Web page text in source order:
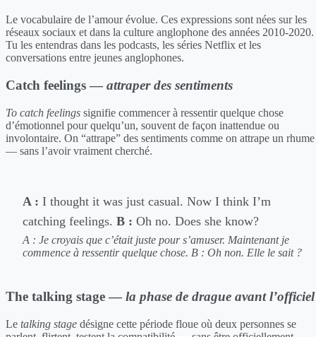
Le vocabulaire de l’amour évolue. Ces expressions sont nées sur les
réseaux sociaux et dans la culture anglophone des années 2010-2020.
Tu les entendras dans les podcasts, les séries Netflix et les
conversations entre jeunes anglophones.
Catch feelings — attraper des sentiments
To catch feelings signifie commencer à ressentir quelque chose
d’émotionnel pour quelqu’un, souvent de façon inattendue ou
involontaire. On “attrape” des sentiments comme on attrape un rhume
— sans l’avoir vraiment cherché.
A : I thought it was just casual. Now I think I’m
catching feelings. B : Oh no. Does she know?
A : Je croyais que c’était juste pour s’amuser. Maintenant je
commence à ressentir quelque chose. B : Oh non. Elle le sait ?
The talking stage — la phase de drague avant l’officiel
Le talking stage désigne cette période floue où deux personnes se